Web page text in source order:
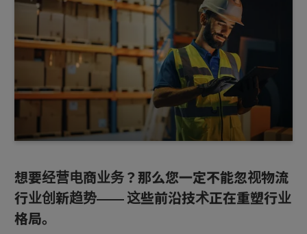
想要经营电商业务？那么您一定不能忽视物流
行业创新趋势—— 这些前沿技术正在重塑行业
格局。